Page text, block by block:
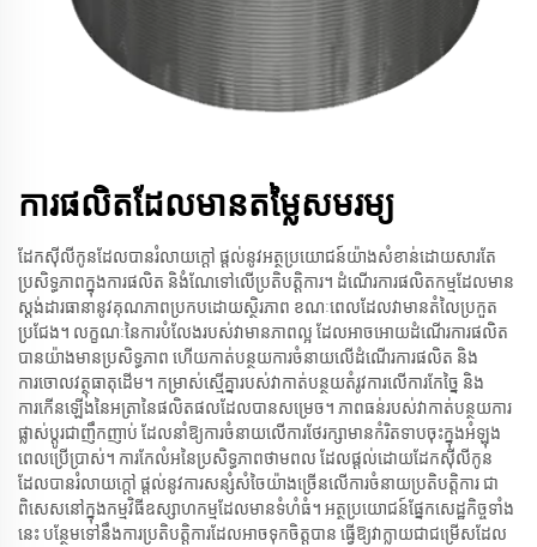
ការផលិតដែលមានតម្លៃសមរម្យ
ដែកស៊ីលីកូនដែលបានរំលាយក្តៅ ផ្តល់នូវអត្ថប្រយោជន៍យ៉ាងសំខាន់ដោយសារតែ
ប្រសិទ្ធភាពក្នុងការផលិត និងំណែទៅលើប្រតិបត្តិការ។ ដំណើរការផលិតកម្មដែលមាន
ស្តង់ដារធានានូវគុណភាពប្រកបដោយស្ថិរភាព ខណៈពេលដែលវាមានតំលៃប្រកួត
ប្រជែង។ លក្ខណៈនៃការបំលែងរបស់វាមានភាពល្អ ដែលអាចអោយដំណើរការផលិត
បានយ៉ាងមានប្រសិទ្ធភាព ហើយកាត់បន្ថយការចំនាយលើដំណើរការផលិត និង
ការចោលវត្ថុធាតុដើម។ កម្រាស់ស្មើគ្នារបស់វាកាត់បន្ថយតំរូវការលើការកែច្នៃ និង
ការកើនឡើងនៃអត្រានៃផលិតផលដែលបានសម្រេច។ ភាពធន់របស់វាកាត់បន្ថយការ
ផ្លាស់ប្តូរជាញឹកញាប់ ដែលនាំឱ្យការចំនាយលើការថែរក្សាមានកំរិតទាបចុះក្នុងអំឡុង
ពេលប្រើប្រាស់។ ការកែលំអនៃប្រសិទ្ធភាពថាមពល ដែលផ្តល់ដោយដែកស៊ីលីកូន
ដែលបានរំលាយក្តៅ ផ្តល់នូវការសន្សំសំចៃយ៉ាងច្រើនលើការចំនាយប្រតិបត្តិការ ជា
ពិសេសនៅក្នុងកម្មវិធីឧស្សាហកម្មដែលមានទំហំធំ។ អត្ថប្រយោជន៍ផ្នែកសេដ្ឋកិច្ចទាំង
នេះ បន្ថែមទៅនឹងការប្រតិបត្តិការដែលអាចទុកចិត្តបាន ធ្វើឱ្យវាក្លាយជាជម្រើសដែល